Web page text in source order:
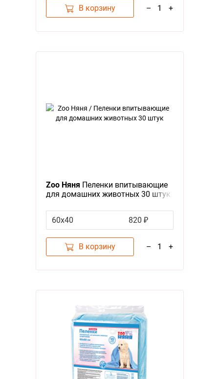
В корзину – 1 +
Zoo Няня Пеленки впитывающие
для домашних животных 30 штук
60х40 820 ₽
В корзину – 1 +